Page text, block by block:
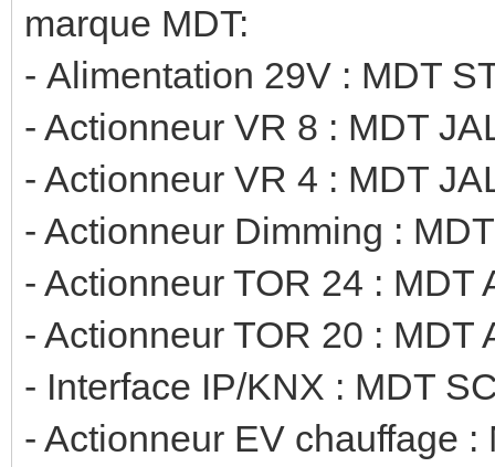
marque MDT:
- Alimentation 29V : MDT
- Actionneur VR 8 : MDT
- Actionneur VR 4 : MDT
- Actionneur Dimming :
- Actionneur TOR 24 :
- Actionneur TOR 20 :
- Interface IP/KNX : MDT
- Actionneur EV